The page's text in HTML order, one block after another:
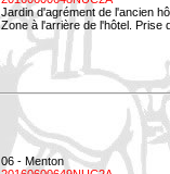
Jardin d'agrément de l'ancien
Zone à l'arrière de l'hôtel. Prise
06 - Menton